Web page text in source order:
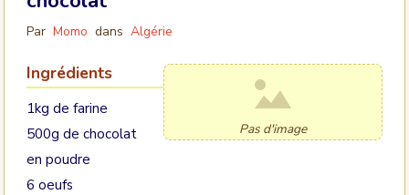
Par Momo dans Algérie
Pas d'image
Ingrédients
1kg de farine
500g de chocolat
en poudre
6 oeufs